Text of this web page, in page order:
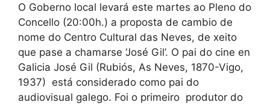
O Goberno local levará este martes ao Pleno do
Concello (20:00h.) a proposta de cambio de
nome do Centro Cultural das Neves, de xeito
que pase a chamarse ‘José Gil’. O pai do cine en
Galicia José Gil (Rubiós, As Neves, 1870-Vigo,
1937) está considerado como pai do
audiovisual galego. Foi o primeiro produtor do